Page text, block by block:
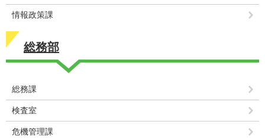
情報政策課
総務部
総務課
検査室
危機管理課